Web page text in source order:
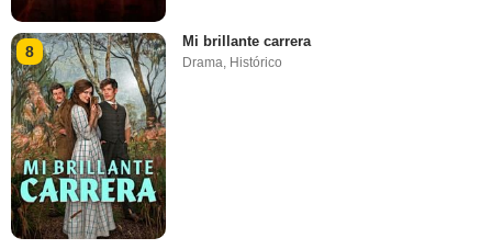
8
Mi brillante carrera
Drama Histórico